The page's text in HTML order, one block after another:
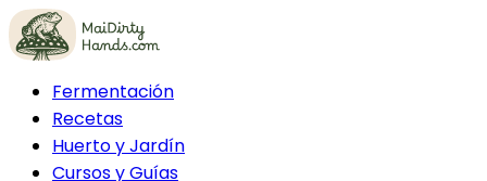
Fermentación
Recetas
Huerto y Jardín
Cursos y Guías